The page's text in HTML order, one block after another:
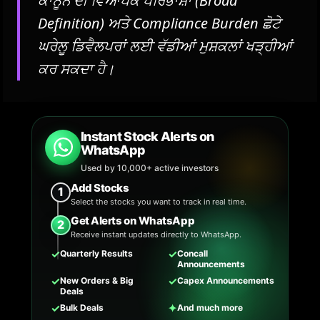
Definition) ਅਤੇ Compliance Burden ਛੋਟੇ
ਘਰੇਲੂ ਡਿਵੈਲਪਰਾਂ ਲਈ ਵੱਡੀਆਂ ਮੁਸ਼ਕਲਾਂ ਖੜ੍ਹੀਆਂ
ਕਰ ਸਕਦਾ ਹੈ।
Instant Stock Alerts on
WhatsApp
Used by 10,000+ active investors
1 Add Stocks
Select the stocks you want to track in real time.
2 Get Alerts on WhatsApp
Receive instant updates directly to WhatsApp.
✓Quarterly Results ✓Concall
Announcements
✓New Orders & Big
Deals
✓Capex Announcements
✓Bulk Deals ✦And much more